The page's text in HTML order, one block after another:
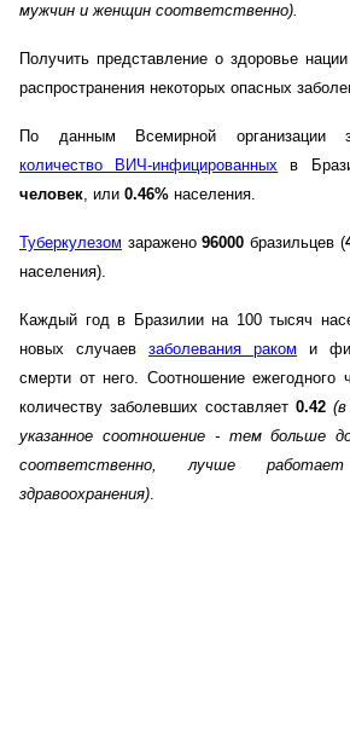
мужчин и женщин соответственно).
Получить представление о здоровье
распространения некоторых опасных
По данным Всемирной организации
количество ВИЧ-инфицированных в
человек, или 0.46% населения.
Туберкулезом заражено96000 бразильцев (
населения).
Каждый год в Бразилии на 100 тысяч
новых случаев заболевания раком и
смерти от него. Соотношение
количеству заболевших составляет 0.42
указанное соотношение - тем больше
соответственно, лучше
здравоохранения).